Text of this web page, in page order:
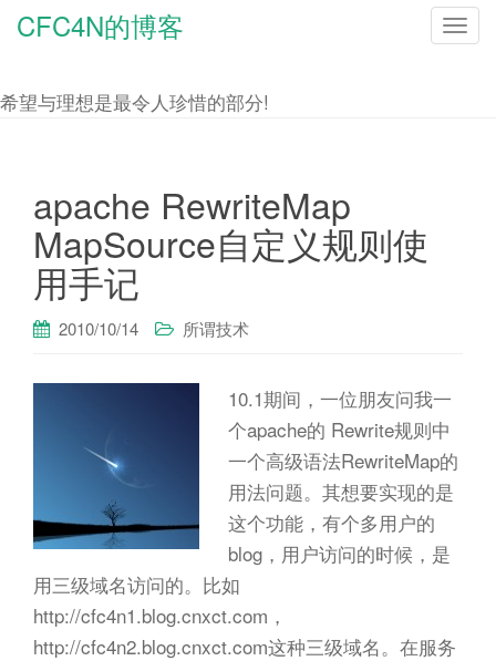
T
o
CFC4N的博客
希望与理想是最令人珍惜的部分!
apache RewriteMap
MapSource自定义规则使
用手记
2010/10/14 所谓技术
10.1期间，一位朋友问我一
个apache的 Rewrite规则中
一个高级语法RewriteMap的
用法问题。其想要实现的是
这个功能，有个多用户的
blog，用户访问的时候，是
用三级域名访问的。比如
http://cfc4n1.blog.cnxct.com，
http://cfc4n2.blog.cnxct.com这种三级域名。在服务